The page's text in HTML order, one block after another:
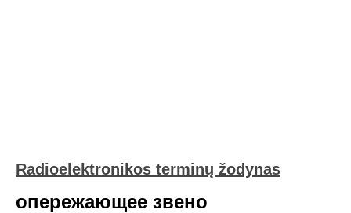
Radioelektronikos terminų žodynas
опережающее звено